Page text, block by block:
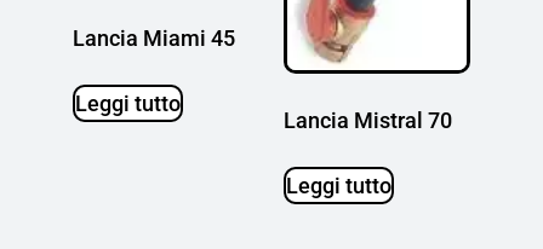
Lancia Miami 45
Leggi tutto
Lancia Mistral 70
Leggi tutto